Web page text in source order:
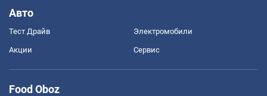
Авто
Тест Драйв Электромобили
Акции Сервис
Food Oboz